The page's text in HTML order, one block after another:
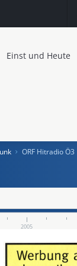
Einst und Heute
ORF Hitradio Ö3
2005